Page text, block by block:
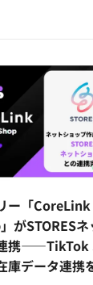
ー「
がSTORESネ
携——TikTok
庫データ連携